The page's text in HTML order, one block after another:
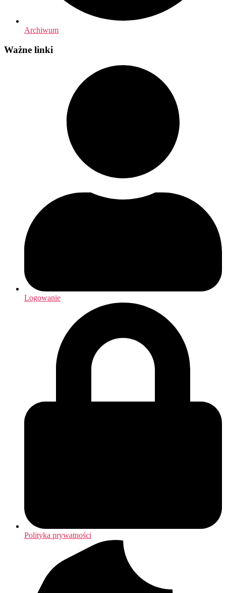
Archiwum
Ważne linki
Logowanie
Polityka prywatności